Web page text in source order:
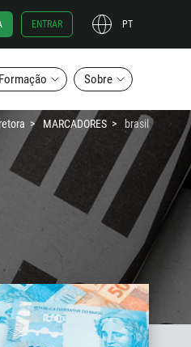
ENTRAR PT
Sobre
MARCADORES brasil